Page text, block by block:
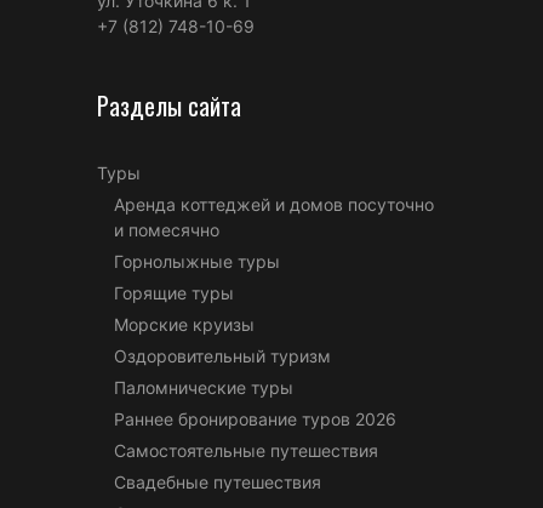
+7 (812) 748-10-69
Разделы сайта
Туры
Аренда коттеджей и домов посуточно
и помесячно
Горнолыжные туры
Горящие туры
Морские круизы
Оздоровительный туризм
Паломнические туры
Раннее бронирование туров 2026
Самостоятельные путешествия
Свадебные путешествия